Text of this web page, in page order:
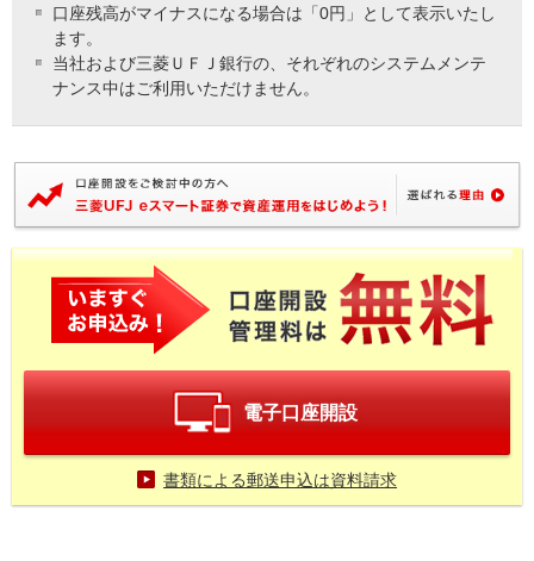
口座残高がマイナスになる場合は「0円」として表示いたし
ます。
当社および三菱ＵＦＪ銀行の、それぞれのシステムメンテ
ナンス中はご利用いただけません。
電子口座開設
書類による郵送申込は資料請求